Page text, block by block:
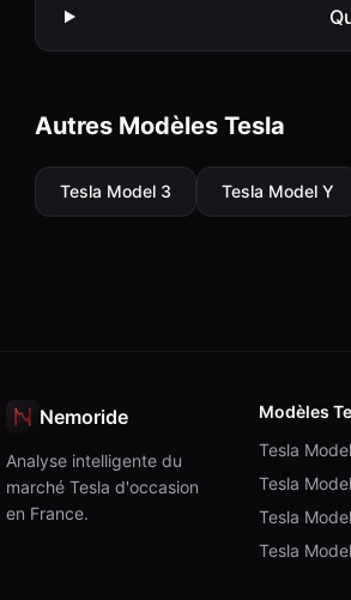
Autres Modèles Tesla
Tesla Model 3 Tesla Model Y
Nemoride
Analyse intelligente du
marché Tesla d'occasion
en France.
Modèles
Tesla
Tesla
Tesla
Tesla